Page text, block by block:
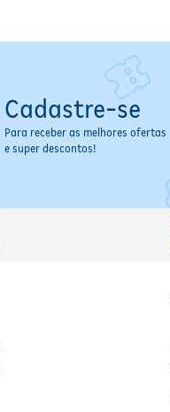
Cadastre-se
Para receber as melhores ofertas
e super descontos!